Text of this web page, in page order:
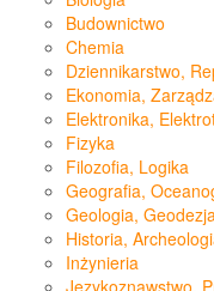
Budownictwo
Chemia
Dziennikarstwo,
Ekonomia,
Elektronika,
Fizyka
Filozofia, Logika
Geografia,
Geologia,
Historia,
Inżynieria